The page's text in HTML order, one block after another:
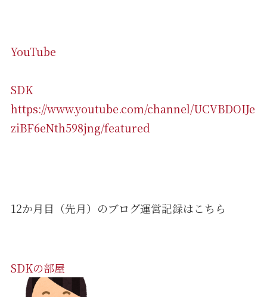
YouTube
SDK
https://www.youtube.com/channel/UCVBDOIJe
ziBF6eNth598jng/featured
12か月目（先月）のブログ運営記録はこちら
SDKの部屋